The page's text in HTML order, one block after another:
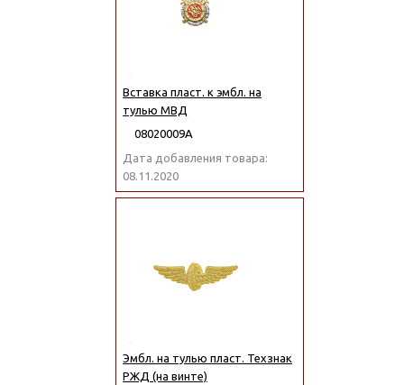
Вставка пласт. к эмбл. на
тулью МВД
08020009А
Дата добавления товара:
08.11.2020
Эмбл. на тулью пласт. Техзнак
РЖД (на винте)